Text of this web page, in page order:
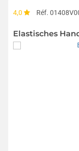
4,0 Réf.
Elastisches